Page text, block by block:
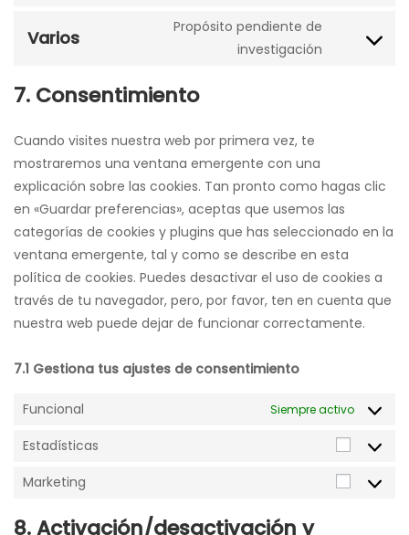
service
Varios
Propósito pendiente de
investigación
Consent
7. Consentimiento
Cuando visites nuestra web por primera vez, te
mostraremos una ventana emergente con una
explicación sobre las cookies. Tan pronto como hagas clic
en «Guardar preferencias», aceptas que usemos las
categorías de cookies y plugins que has seleccionado en la
ventana emergente, tal y como se describe en esta
política de cookies. Puedes desactivar el uso de cookies a
través de tu navegador, pero, por favor, ten en cuenta que
nuestra web puede dejar de funcionar correctamente.
7.1 Gestiona tus ajustes de consentimiento
Funcional Siempre activo
Estadísticas
Marketing
8. Activación/desactivación y